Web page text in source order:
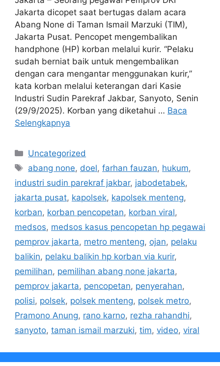
Jakarta dicopet saat bertugas dalam acara
Abang None di Taman Ismail Marzuki (TIM),
Jakarta Pusat. Pencopet mengembalikan
handphone (HP) korban melalui kurir. “Pelaku
sudah berniat baik untuk mengembalikan
dengan cara mengantar menggunakan kurir,”
kata korban melalui keterangan dari Kasie
Industri Sudin Parekraf Jakbar, Sanyoto, Senin
(29/9/2025). Korban yang diketahui … Baca
Selengkapnya
Kategori
Uncategorized
Tag
abang none, doel,farhan fauzan, hukum,
industri sudin parekraf jakbar, jabodetabek,
jakarta pusat, kapolsek, kapolsek menteng,
korban, korban pencopetan, korban viral,
medsos, medsos kasus pencopetan hp pegawai
pemprov jakarta, metro menteng, ojan, pelaku
balikin, pelaku balikin hp korban via kurir,
pemilihan, pemilihan abang none jakarta,
pemprov jakarta, pencopetan, penyerahan,
polisi, polsek, polsek menteng, polsek metro,
Pramono Anung, rano karno, rezha rahandhi,
sanyoto, taman ismail marzuki, tim, video, viral